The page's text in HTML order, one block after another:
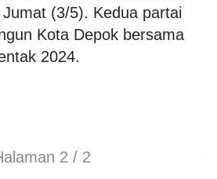
(3/5). Kedua partai
Kota Depok bersama
2024.
2 / 2